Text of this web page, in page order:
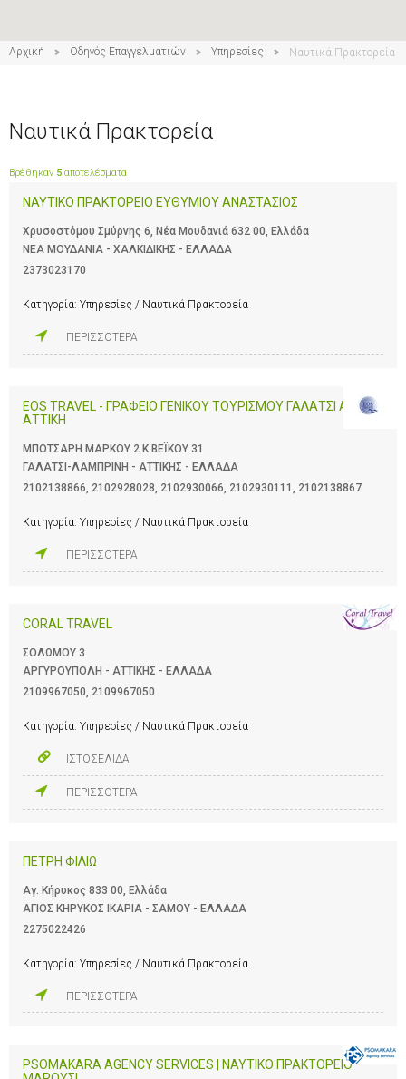
Αρχική Οδηγός Επαγγελματιών Υπηρεσίες Ναυτικά Πρακτορεία
Ναυτικά Πρακτορεία
Βρέθηκαν 5 αποτελέσματα
ΝΑΥΤΙΚΟ ΠΡΑΚΤΟΡΕΙΟ ΕΥΘΥΜΙΟΥ ΑΝΑΣΤΑΣΙΟΣ
Χρυσοστόμου Σμύρνης 6, Νέα Μουδανιά 632 00, Ελλάδα
ΝΕΑ ΜΟΥΔΑΝΙΑ - ΧΑΛΚΙΔΙΚΗΣ - ΕΛΛΑΔΑ
2373023170
Κατηγορία: Υπηρεσίες / Ναυτικά Πρακτορεία
ΠΕΡΙΣΣΟΤΕΡΑ
EOS TRAVEL - ΓΡΑΦΕΙΟ ΓΕΝΙΚΟΥ ΤΟΥΡΙΣΜΟΥ ΓΑΛΑΤΣΙ ΑΘΗΝΑ
ΑΤΤΙΚΗ
ΜΠΟΤΣΑΡΗ ΜΑΡΚΟΥ 2 K ΒΕΪΚΟΥ 31
ΓΑΛΑΤΣΙ-ΛΑΜΠΡΙΝΗ - ΑΤΤΙΚΗΣ - ΕΛΛΑΔΑ
2102138866, 2102928028, 2102930066, 2102930111 , 2102138867
Κατηγορία: Υπηρεσίες / Ναυτικά Πρακτορεία
ΠΕΡΙΣΣΟΤΕΡΑ
CORAL TRAVEL
ΣΟΛΩΜΟΥ 3
ΑΡΓΥΡΟΥΠΟΛΗ - ΑΤΤΙΚΗΣ - ΕΛΛΑΔΑ
2109967050 2109967050
Κατηγορία: Υπηρεσίες / Ναυτικά Πρακτορεία
ΙΣΤΟΣΕΛΙΔΑ
ΠΕΡΙΣΣΟΤΕΡΑ
ΠΕΤΡΗ ΦΙΛΙΩ
Αγ. Κήρυκος 833 00, Ελλάδα
ΑΓΙΟΣ ΚΗΡΥΚΟΣ ΙΚΑΡΙΑ - ΣΑΜΟΥ - ΕΛΛΑΔΑ
2275022426
Κατηγορία: Υπηρεσίες / Ναυτικά Πρακτορεία
ΠΕΡΙΣΣΟΤΕΡΑ
PSOMAKARA AGENCY SERVICES | ΝΑΥΤΙΚΟ ΠΡΑΚΤΟΡΕΙΟ